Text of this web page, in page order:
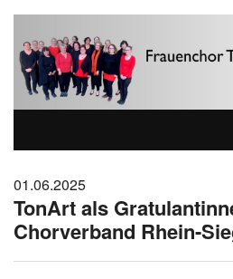
Wer sind wir ...
01.06.2025
TonArt als
Chorverband Rhein-